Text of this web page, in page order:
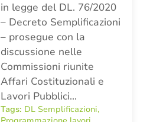
in legge del DL. 76/2020
– Decreto Semplificazioni
– prosegue con la
discussione nelle
Commissioni riunite
Affari Costituzionali e
Lavori Pubblici…
Tags: DL Semplificazioni,